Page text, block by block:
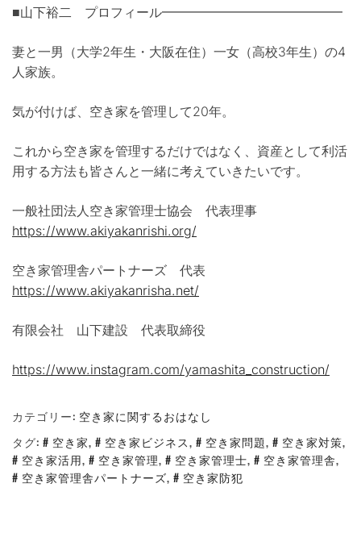
■山下裕二 プロフィール━━━━━━━━━━━━━━
妻と一男（大学2年生・大阪在住）一女（高校3年生）の4
人家族。
気が付けば、空き家を管理して20年。
これから空き家を管理するだけではなく、資産として利活
用する方法も皆さんと一緒に考えていきたいです。
一般社団法人空き家管理士協会 代表理事
https://www.akiyakanrishi.org/
空き家管理舎パートナーズ 代表
https://www.akiyakanrisha.net/
有限会社 山下建設 代表取締役
https://www.instagram.com/yamashita_construction/
カテゴリー: 空き家に関するおはなし
タグ:
空き家, 空き家ビジネス, 空き家問題, 空き家対策,
空き家活用, 空き家管理, 空き家管理士, 空き家管理舎,
空き家管理舎パートナーズ, 空き家防犯